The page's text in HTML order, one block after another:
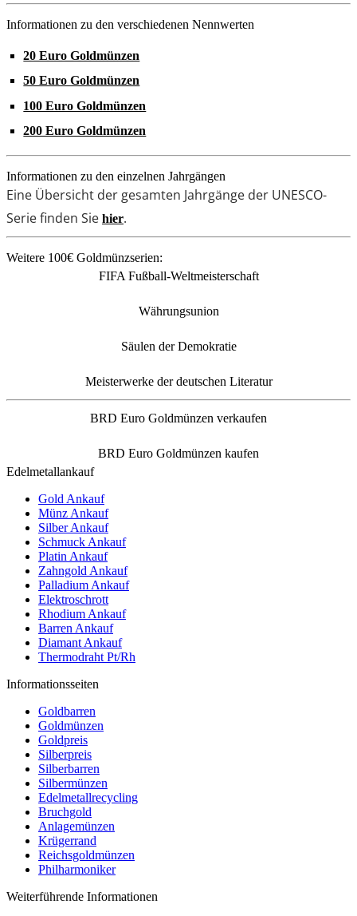
Informationen zu den verschiedenen Nennwerten
20 Euro Goldmünzen
50 Euro Goldmünzen
100 Euro Goldmünzen
200 Euro Goldmünzen
Informationen zu den einzelnen Jahrgängen
Eine Übersicht der gesamten Jahrgänge der UNESCO-
Serie finden Sie hier.
Weitere 100€ Goldmünzserien:
FIFA Fußball-Weltmeisterschaft
Währungsunion
Säulen der Demokratie
Meisterwerke der deutschen Literatur
BRD Euro Goldmünzen verkaufen
BRD Euro Goldmünzen kaufen
Edelmetallankauf
Gold Ankauf
Münz Ankauf
Silber Ankauf
Schmuck Ankauf
Platin Ankauf
Zahngold Ankauf
Palladium Ankauf
Elektroschrott
Rhodium Ankauf
Barren Ankauf
Diamant Ankauf
Thermodraht Pt/Rh
Informationsseiten
Goldbarren
Goldmünzen
Goldpreis
Silberpreis
Silberbarren
Silbermünzen
Edelmetallrecycling
Bruchgold
Anlagemünzen
Krügerrand
Reichsgoldmünzen
Philharmoniker
Weiterführende Informationen